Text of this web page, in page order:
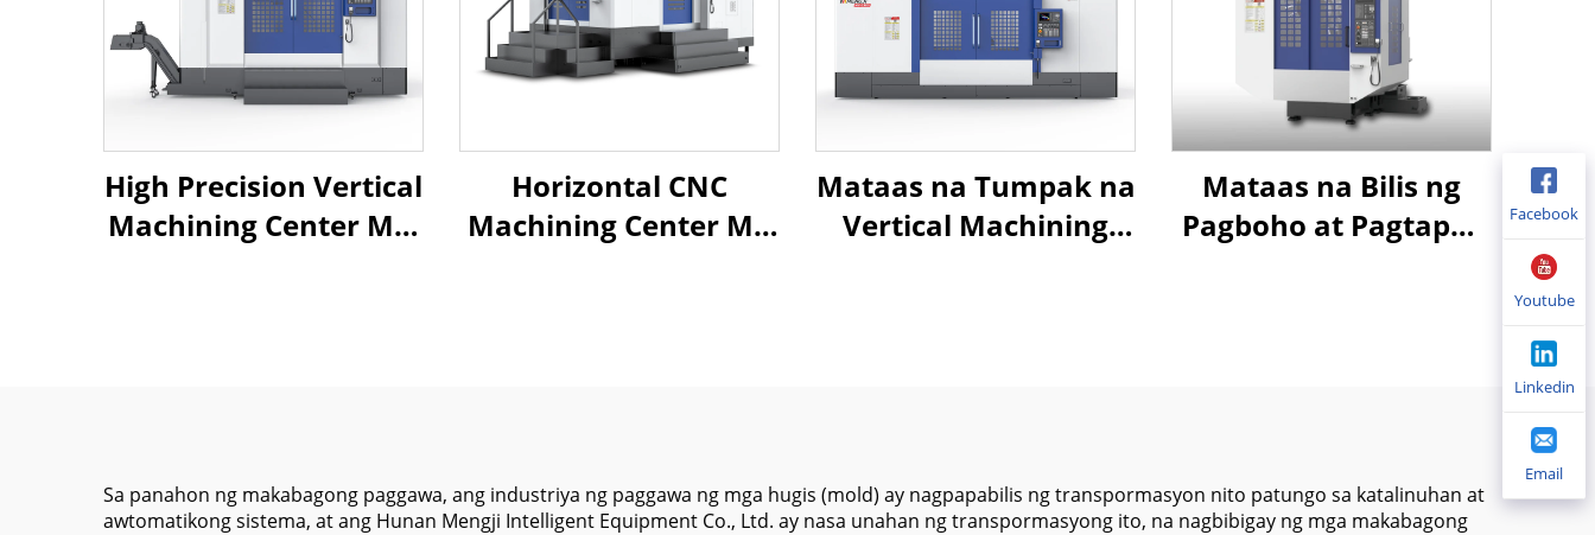
High Precision Vertical
Machining Center ML-
Horizontal CNC
Machining Center MJ-
Mataas na Tumpak na
Vertical Machining
Mataas na Bilis ng
Pagboho at Pagtapos
Pagproseso
Sa panahon ng makabagong paggawa, ang industriya ng paggawa ng mga hugis (mold) ay nagpapabilis ng transpormasyon nito patungo sa katalinuhan at
awtomatikong sistema, at ang Hunan Mengji Intelligent Equipment Co., Ltd. ay nasa unahan ng transpormasyong ito, na nagbibigay ng mga makabagong
Facebook
Youtube
Linkedin
Email